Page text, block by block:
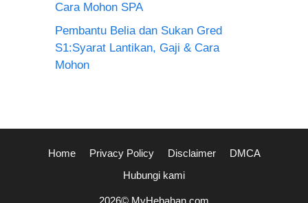
Cara Mohon SPA
Pembantu Belia dan Sukan Gred
S1:Syarat Lantikan, Gaji & Cara
Mohon
Home Privacy Policy Disclaimer
DMCA
Hubungi kami
2026© MyHebahan.com